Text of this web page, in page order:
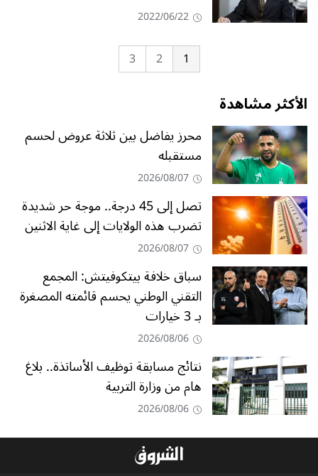
2022/06/22
1
2
3
الأكثر مشاهدة
محرز يفاضل بين ثلاثة عروض لحسم
مستقبله
2026/08/07
تصل إلى 45 درجة.. موجة حر شديدة
تضرب هذه الولايات إلى غاية الاثنين
2026/08/07
سباق خلافة بيتكوفيتش: المجمع
التقني الوطني يحسم قائمته المصغرة
بـ 3 خيارات
2026/08/06
نتائج مسابقة توظيف الأساتذة.. بلاغ
هام من وزارة التربية
2026/08/06